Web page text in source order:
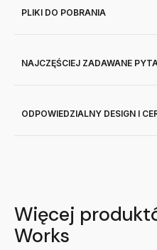
PLIKI DO POBRANIA
NAJCZĘŚCIEJ ZADAWANE
ODPOWIEDZIALNY DESIGN I
Więcej
Works